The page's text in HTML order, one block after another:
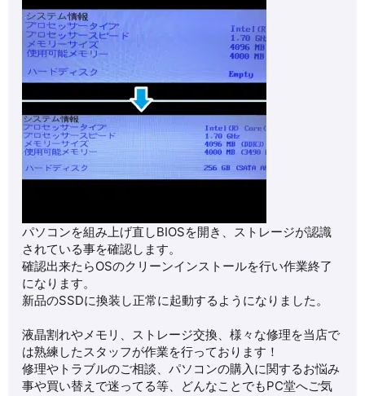
パソコンを組み上げ直しBIOSを開き、ストレージが認識
されている事を確認します。
確認出来たらOSのクリーンインストールを行い作業終了
になります。
新品のSSDに換装し正常に起動するようになりました。
液晶割れやメモリ、ストレージ交換、様々な修理を当店で
は熟練したスタッフが作業を行っております！
修理やトラブルのご相談、パソコンの購入に関するお悩み
事や買い替えで迷ってる等、どんなことでもPC堂へご気